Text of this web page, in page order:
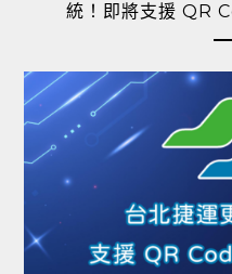
統！即將支援 QR